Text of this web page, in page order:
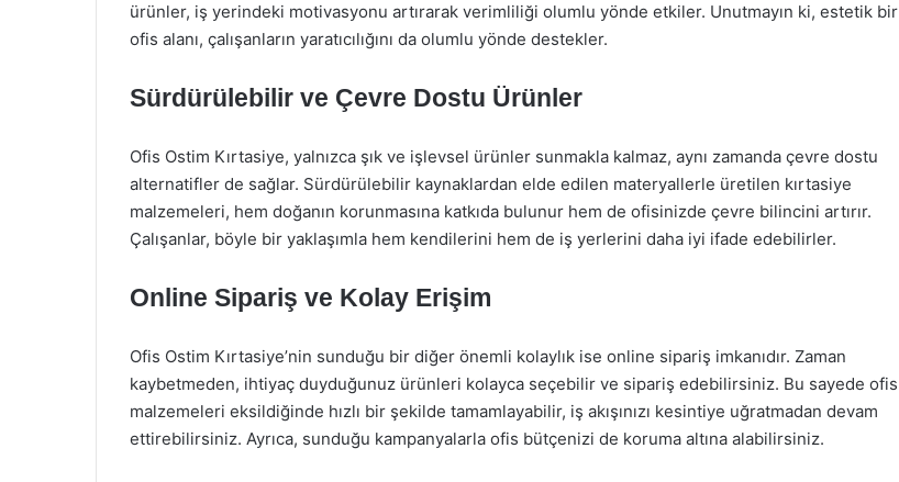
ürünler, iş yerindeki motivasyonu artırarak verimliliği olumlu yönde etkiler. Unutmayın ki, estetik bir
ofis alanı, çalışanların yaratıcılığını da olumlu yönde destekler.
Sürdürülebilir ve Çevre Dostu Ürünler
Ofis Ostim Kırtasiye, yalnızca şık ve işlevsel ürünler sunmakla kalmaz, aynı zamanda çevre dostu
alternatifler de sağlar. Sürdürülebilir kaynaklardan elde edilen materyallerle üretilen kırtasiye
malzemeleri, hem doğanın korunmasına katkıda bulunur hem de ofisinizde çevre bilincini artırır.
Çalışanlar, böyle bir yaklaşımla hem kendilerini hem de iş yerlerini daha iyi ifade edebilirler.
Online Sipariş ve Kolay Erişim
Ofis Ostim Kırtasiye’nin sunduğu bir diğer önemli kolaylık ise online sipariş imkanıdır. Zaman
kaybetmeden, ihtiyaç duyduğunuz ürünleri kolayca seçebilir ve sipariş edebilirsiniz. Bu sayede ofis
malzemeleri eksildiğinde hızlı bir şekilde tamamlayabilir, iş akışınızı kesintiye uğratmadan devam
ettirebilirsiniz. Ayrıca, sunduğu kampanyalarla ofis bütçenizi de koruma altına alabilirsiniz.